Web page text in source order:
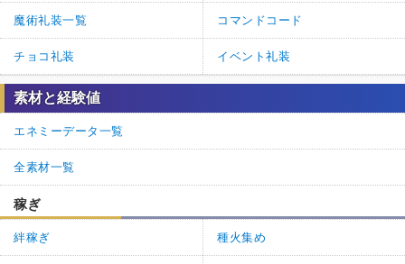
魔術礼装一覧 コマンドコード
チョコ礼装 イベント礼装
素材と経験値
エネミーデータ一覧
全素材一覧
稼ぎ
絆稼ぎ 種火集め